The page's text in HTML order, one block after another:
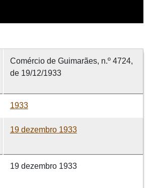
Comércio de Guimarães, n.º 4724,
de 19/12/1933
1933
19 dezembro 1933
19 dezembro 1933